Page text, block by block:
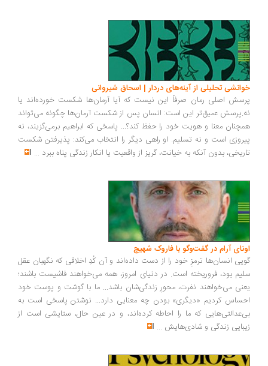
تحلیلی از آینه‌های دردار | اسحاق شیروانی
اصلی رمان صرفاً این نیست که آیا آرمان‌ها شکست خورده‌اند یا
عمیق‌تر این است: انسان پس از شکست آرمان‌ها چگونه می‌تواند
معنا و هویت خود را حفظ کند؟... پاسخی که ابراهیم برمی‌گزیند، نه
است و نه تسلیم. او راهی دیگر را انتخاب می‌کند: پذیرفتن شکست
بدون آنکه به خیانت، گریز از واقعیت یا انکار زندگی پناه ببرد...
آرام در گفت‌وگو با فاروک شهیچ‭
انسان‌ها ترمزِ خود را از دست داده‌اند و آن کُدِ اخلاقی که نگهبان عقل
بود، فروریخته است. در دنیای امروز، همه می‌خواهند فاشیست باشند؛
می‌خواهند نفرت، محورِ زندگی‌شان باشد... ما با گوشت و پوست خود
کردیم «دیگری» بودن چه معنایی دارد... نوشتن پاسخی است به
که ما را احاطه کرده‌اند، و در عین حال، ستایشی است از
زندگی و شادی‌هایش...